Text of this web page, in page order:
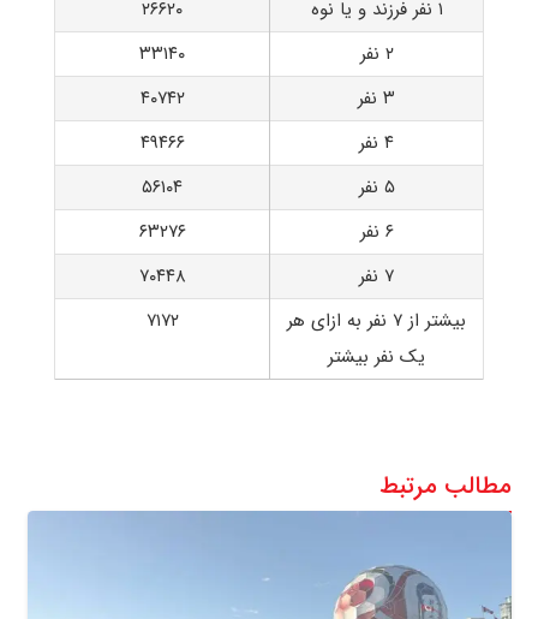
۱ نفر فرزند و یا نوه
۲۶۶۲۰
۲ نفر
۳۳۱۴۰
۳ نفر
۴۰۷۴۲
۴ نفر
۴۹۴۶۶
۵ نفر
۵۶۱۰۴
۶ نفر
۶۳۲۷۶
۷ نفر
۷۰۴۴۸
بیشتر از ۷ نفر به ازای هر
یک نفر بیشتر
۷۱۷۲
مطالب مرتبط